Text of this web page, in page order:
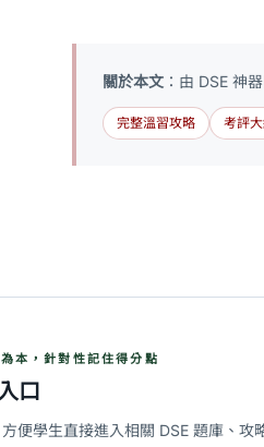
關於本文 ：由 DSE 神
完整溫習攻略 考評
本，針對性記住得分點
口
便學生直接進入相關 DSE 題庫、攻